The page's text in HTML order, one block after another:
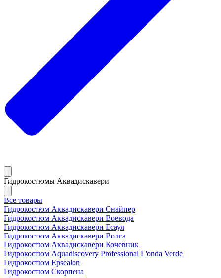
Гидрокостюмы Аквадискавери
Все товары
Гидрокостюм Аквадискавери Снайпер
Гидрокостюм Аквадискавери Воевода
Гидрокостюм Аквадискавери Есаул
Гидрокостюм Аквадискавери Волга
Гидрокостюм Аквадискавери Кочевник
Гидрокостюм Aquadiscovery Professional L'onda Verde
Гидрокостюм Epsealon
Гидрокостюм Скорпена